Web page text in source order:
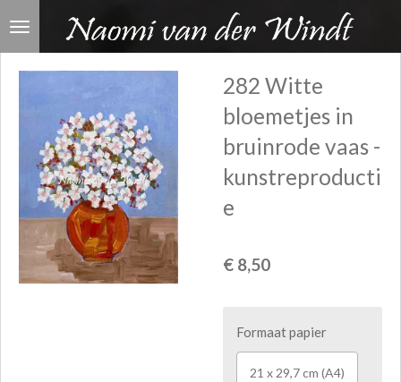
Ga
naar
hoofdinhoud
282 Witte
bloemetjes in
bruinrode vaas -
kunstreproducti
e
€ 8,50
Formaat papier
21 x 29,7 cm (A4)